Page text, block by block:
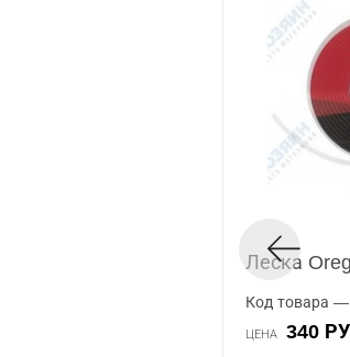
Леска
Код товара —
ЦЕНА 340